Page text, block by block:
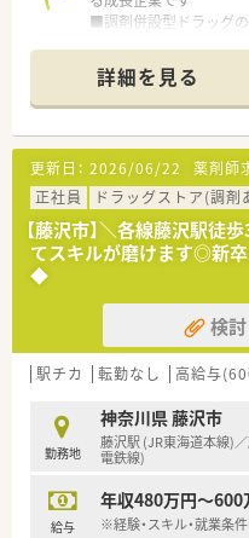
■調剤併設型ドラッグの
■研修制度は様々なプ
講可能な研修も幅広く
■店舗で活躍する従業員
となる従業員など、薬
を用意されています
■総合薬剤師・調剤薬剤
の働き方を選択できます
■調剤併設型だけでなく
地内薬局」「訪問調剤特
ます
50店舗以上、無菌調剤
■「プラチナくるみん認
法人部門）認定」等を
されています
があるのも特徴です
詳細を見る
更新日： 2026/06/22 薬剤師
正社員
ドラッグストア(調剤
【藤沢市】＼各線藤沢駅徒
てスキルが磨けます◎新
◆
検
駅チカ 転勤なし 高給与
勤務地
神奈川県 藤沢市
藤沢駅 (JR東海道本線)
電鉄線)
給与
年収480万円～600
※経験・スキル・就業条